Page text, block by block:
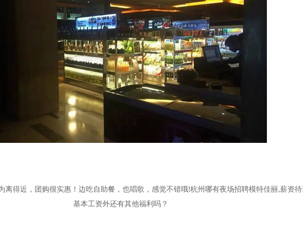
离得近，团购很实惠！边吃自助餐，也唱歌，感觉不错哦!杭州哪有夜场招聘模特佳丽,薪资
基本工资外还有其他福利吗？